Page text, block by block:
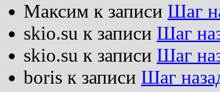
Максим к записи Шаг
skio.su к записи Шаг
skio.su к записи Шаг
boris к записи Шаг